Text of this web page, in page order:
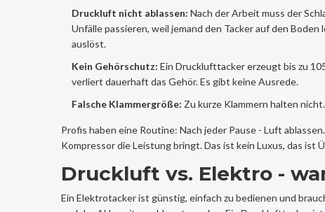
Druckluft nicht ablassen: Nach der Arbeit muss der
Unfälle passieren, weil jemand den Tacker auf den
auslöst.
Kein Gehörschutz: Ein Drucklufttacker erzeugt bis zu
verliert dauerhaft das Gehör. Es gibt keine Ausrede.
Falsche Klammergröße: Zu kurze Klammern halten
Profis haben eine Routine: Nach jeder Pause - Luft
Kompressor die Leistung bringt. Das ist kein Luxus, das ist
Druckluft vs. Elektro -
Ein Elektrotacker ist günstig, einfach zu bedienen und